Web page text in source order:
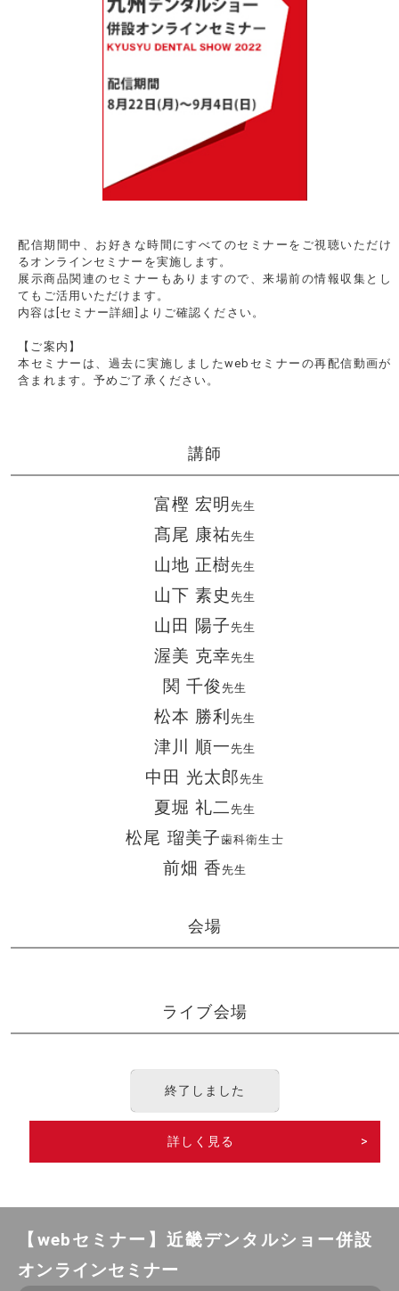
配信期間中、お好きな時間にすべてのセミナーをご視聴いただけ
るオンラインセミナーを実施します。
展示商品関連のセミナーもありますので、来場前の情報収集とし
てもご活用いただけます。
内容は[セミナー詳細]よりご確認ください。
【ご案内】
本セミナーは、過去に実施しましたwebセミナーの再配信動画が
含まれます。予めご了承ください。
講師
富樫 宏明先生
髙尾 康祐先生
山地 正樹先生
山下 素史先生
山田 陽子先生
渥美 克幸先生
関 千俊先生
松本 勝利先生
津川 順一先生
中田 光太郎先生
夏堀 礼二先生
松尾 瑠美子歯科衛生士
前畑 香先生
会場
ライブ会場
終了しました
詳しく見る >
【webセミナー】近畿デンタルショー併設
オンラインセミナー